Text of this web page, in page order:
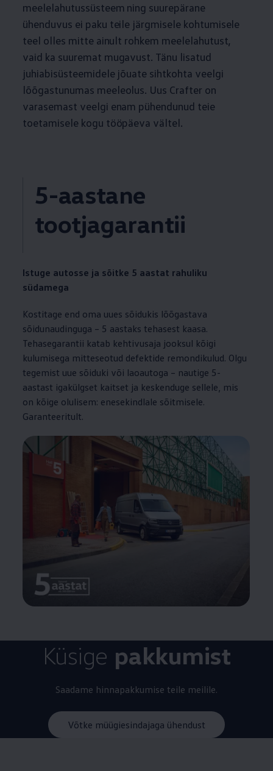
meelelahutussüsteem ning suurepärane
ühenduvus ei paku teile järgmisele kohtumisele
teel olles mitte ainult rohkem meelelahutust,
vaid ka suuremat mugavust. Tänu lisatud
juhiabisüsteemidele jõuate sihtkohta veelgi
lõõgastunumas meeleolus. Uus Crafter on
varasemast veelgi enam pühendunud teie
toetamisele kogu tööpäeva vältel.
5-aastane
tootjagarantii
Istuge autosse ja sõitke 5 aastat rahuliku
südamega
Kostitage end oma uues sõidukis lõõgastava
sõidunaudinguga – 5 aastaks tehasest kaasa.
Tehasegarantii katab kehtivusaja jooksul kõigi
kulumisega mitteseotud defektide remondikulud. Olgu
tegemist uue sõiduki või laoautoga – nautige 5-
aastast igakülgset kaitset ja keskenduge sellele, mis
on kõige olulisem: enesekindlale sõitmisele.
Garanteeritult.
Küsige pakkumist
Saadame hinnapakkumise teile meilile.
Võtke müügiesindajaga ühendust